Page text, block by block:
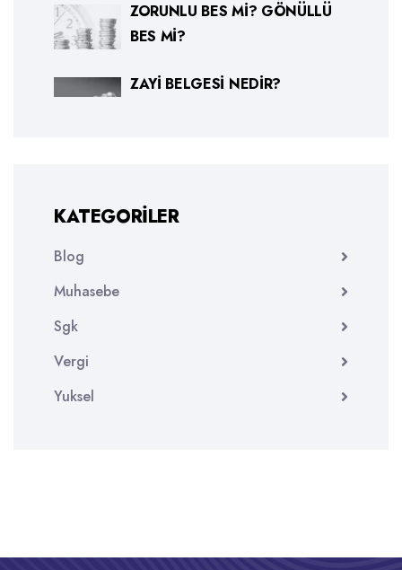
ZORUNLU BES MI? GÖNÜLLÜ
BES MI?
ZAYI BELGESI NEDIR?
KATEGORILER
Blog
Muhasebe
Sgk
Vergi
Yuksel